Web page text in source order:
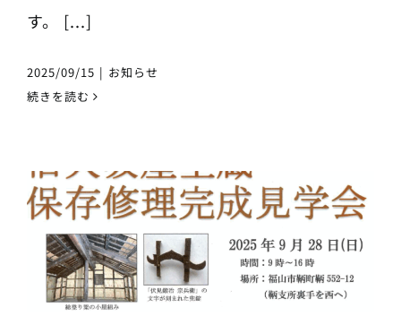
す。 [...]
2025/09/15 | お知らせ
続きを読む